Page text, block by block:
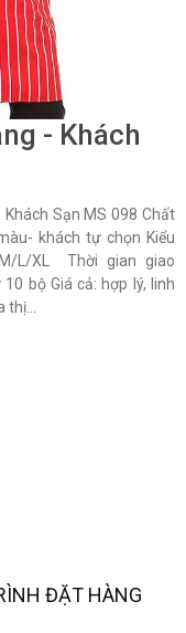
- Khách
Sạn MS 098 Chất
khách tự chọn Kiểu
L/XL Thời gian giao
bộ Giá cả: hợp lý, linh
thị...
ĐẶT HÀNG